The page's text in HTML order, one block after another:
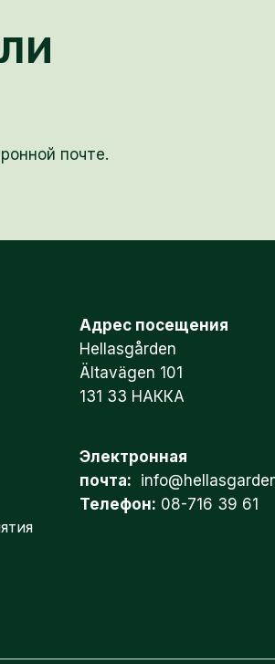
почте.
Адрес посещения
Hellasgården
Ältavägen 101
131 33 НАККА
Электронная
почта:
Телефон: 08-716 39 61